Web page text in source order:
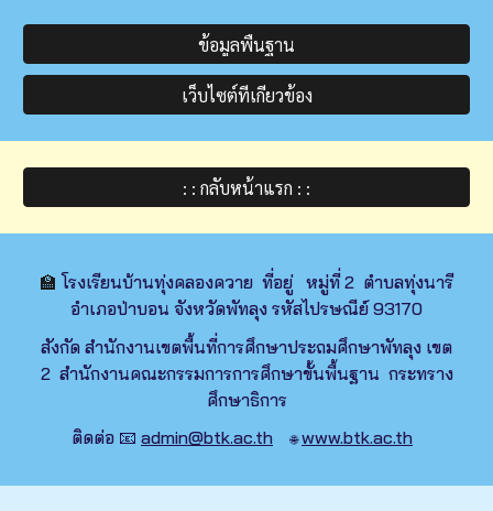
ข้อมูลพื้นฐาน
เว็บไซต์ที่เกี่ยวข้อง
: : กลับหน้าแรก : :
🏫โรงเรียนบ้านทุ่งคลองควาย ที่อยู่ หมู่ที่ 2 ตำบลทุ่งนารี
อำเภอป่าบอน จังหวัดพัทลุง รหัสไปรษณีย์ 93170
สังกัด สำนักงานเขตพื้นที่การศึกษาประถมศึกษาพัทลุง เขต
2 สำนักงานคณะกรรมการการศึกษาขั้นพื้นฐาน กระทราง
ศึกษาธิการ
ติดต่อ 📧 admin@btk.ac.th 🌐www.btk.ac.th